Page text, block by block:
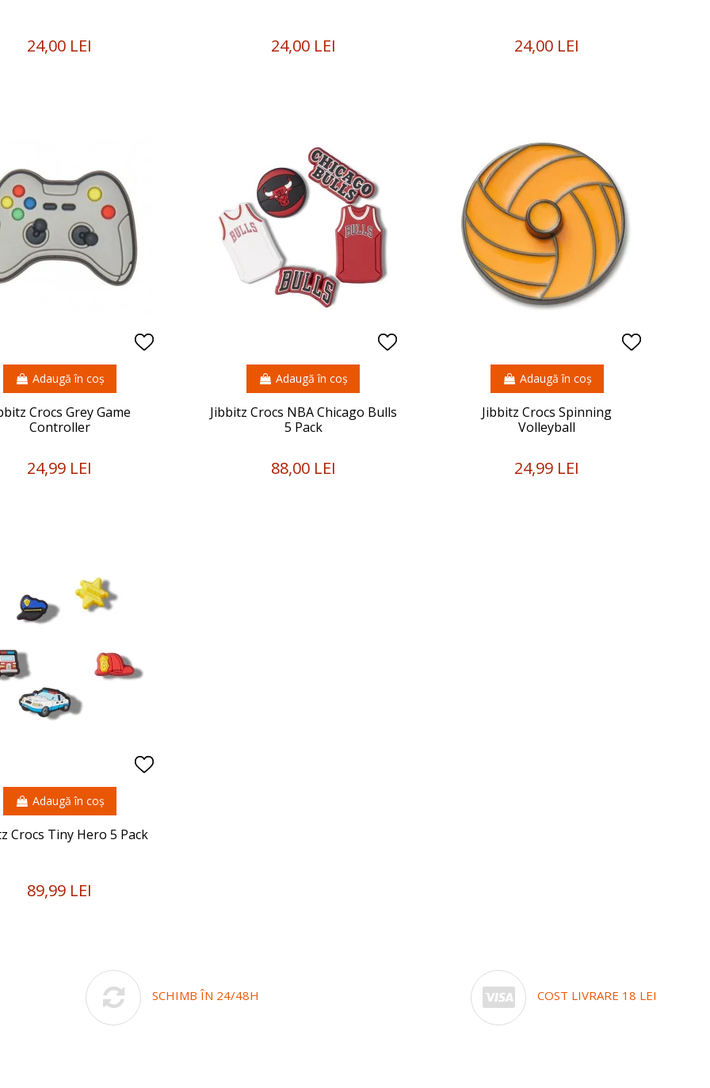
24,00 LEI 24,00 LEI 24,00 LEI
Crocs Grey Game
Controller
24,99 LEI
Adaugă în coș
Jibbitz Crocs NBA Chicago Bulls
5 Pack
88,00 LEI
Adaugă în coș
Jibbitz Crocs Spinning
Volleyball
24,99 LEI
Adaugă în coș
Crocs Tiny Hero 5 Pack
89,99 LEI
Adaugă în coș
SCHIMB ÎN 24/48H COST LIVRARE 18 LEI